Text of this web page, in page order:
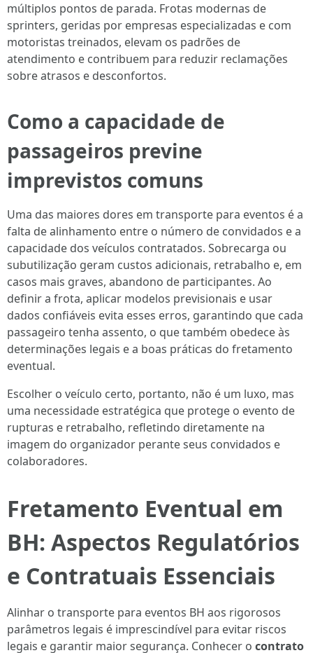
múltiplos pontos de parada. Frotas modernas de
sprinters, geridas por empresas especializadas e com
motoristas treinados, elevam os padrões de
atendimento e contribuem para reduzir reclamações
sobre atrasos e desconfortos.
Como a capacidade de
passageiros previne
imprevistos comuns
Uma das maiores dores em transporte para eventos é a
falta de alinhamento entre o número de convidados e a
capacidade dos veículos contratados. Sobrecarga ou
subutilização geram custos adicionais, retrabalho e, em
casos mais graves, abandono de participantes. Ao
definir a frota, aplicar modelos previsionais e usar
dados confiáveis evita esses erros, garantindo que cada
passageiro tenha assento, o que também obedece às
determinações legais e a boas práticas do fretamento
eventual.
Escolher o veículo certo, portanto, não é um luxo, mas
uma necessidade estratégica que protege o evento de
rupturas e retrabalho, refletindo diretamente na
imagem do organizador perante seus convidados e
colaboradores.
Fretamento Eventual em
BH: Aspectos Regulatórios
e Contratuais Essenciais
Alinhar o transporte para eventos BH aos rigorosos
parâmetros legais é imprescindível para evitar riscos
legais e garantir maior segurança. Conhecer o contrato